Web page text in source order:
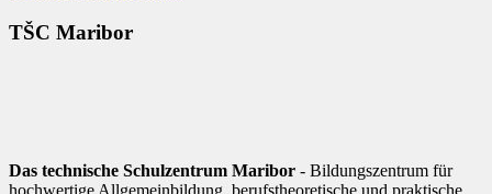
TŠC Maribor
Das technische Schulzentrum Maribor - Bildungszentrum für